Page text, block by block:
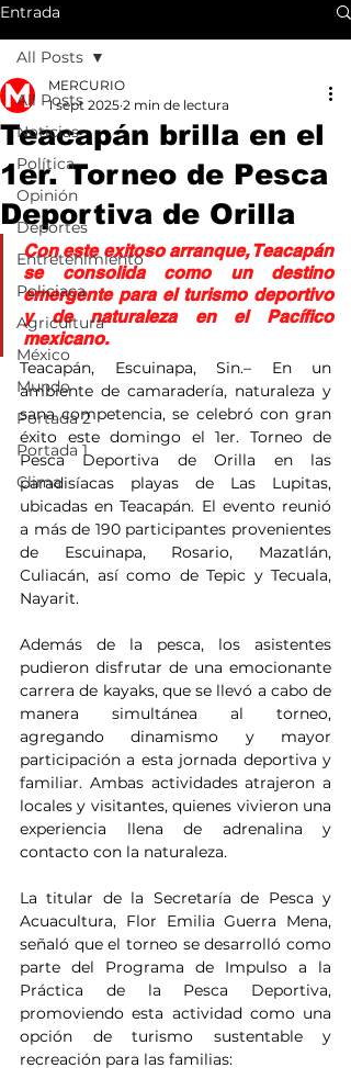
Entrada
All Posts
Noticias
Política
Opinión
Deportes
Entretenimiento
Policiaca
Agricultura
México
Mundo
Portada 2
Portada 1
Clima
All Posts
Teacapán brilla en el
1er. Torneo de Pesca
Deportiva de Orilla
MERCURIO
1 sept 2025 2 min de lectura
Con este exitoso arranque, Teacapán
se consolida como un destino
emergente para el turismo deportivo
y de naturaleza en el Pacífico
mexicano.
Teacapán, Escuinapa, Sin.– En un
ambiente de camaradería, naturaleza y
sana competencia, se celebró con gran
éxito este domingo el 1er. Torneo de
Pesca Deportiva de Orilla en las
paradisíacas playas de Las Lupitas,
ubicadas en Teacapán. El evento reunió
a más de 190 participantes provenientes
de Escuinapa, Rosario, Mazatlán,
Culiacán, así como de Tepic y Tecuala,
Nayarit.
Además de la pesca, los asistentes
pudieron disfrutar de una emocionante
carrera de kayaks, que se llevó a cabo de
manera simultánea al torneo,
agregando dinamismo y mayor
participación a esta jornada deportiva y
familiar. Ambas actividades atrajeron a
locales y visitantes, quienes vivieron una
experiencia llena de adrenalina y
contacto con la naturaleza.
La titular de la Secretaría de Pesca y
Acuacultura, Flor Emilia Guerra Mena,
señaló que el torneo se desarrolló como
parte del Programa de Impulso a la
Práctica de la Pesca Deportiva,
promoviendo esta actividad como una
opción de turismo sustentable y
recreación para las familias: